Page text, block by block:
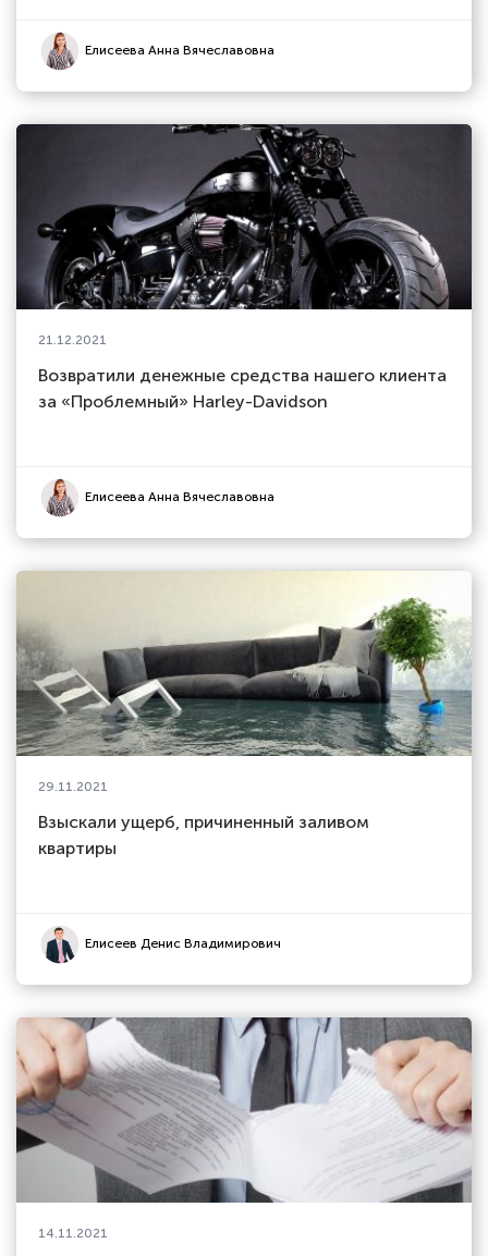
Елисеева Анна Вячеславовна
21.12.2021
Возвратили денежные средства нашего клиента
за «Проблемный» Harley-Davidson
Елисеева Анна Вячеславовна
29.11.2021
Взыскали ущерб, причиненный заливом
квартиры
Елисеев Денис Владимирович
14.11.2021